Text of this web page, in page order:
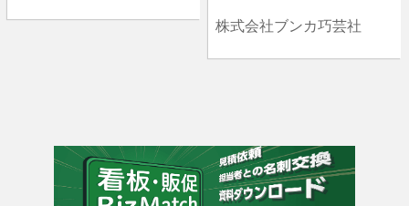
株式会社ブンカ巧芸社